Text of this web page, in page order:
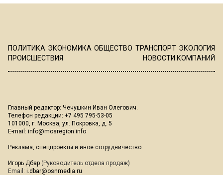
ПОЛИТИКА ЭКОНОМИКА ОБЩЕСТВО ТРАНСПОРТ ЭКОЛОГИЯ
ПРОИСШЕСТВИЯ
НОВОСТИ КОМПАНИЙ
Главный редактор: Чечушкин Иван Олегович.
Телефон редакции: +7 495 795-53-05
101000, г. Москва, ул. Покровка, д. 5
E-mail: info@mosregion.info
Реклама, спецпроекты и иное сотрудничество:
Игорь Дбар (Руководитель отдела продаж)
Email: i.dbar@osnmedia.ru